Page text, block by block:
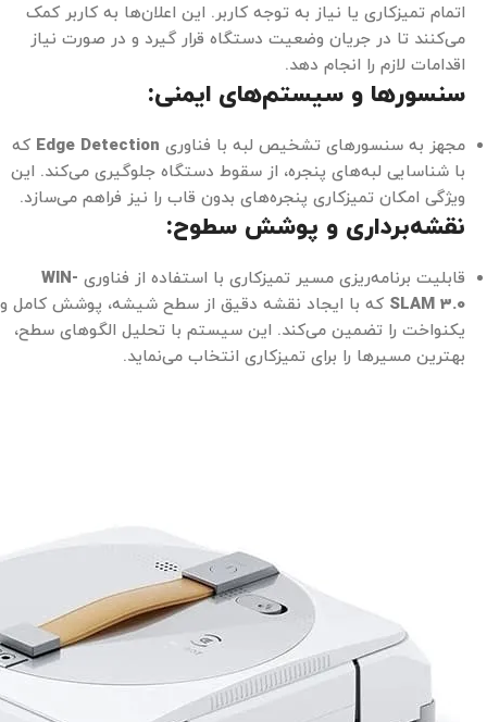
اتمام تمیزکاری یا نیاز به توجه کاربر. این اعلان‌ها به کاربر کمک
می‌کنند تا در جریان وضعیت دستگاه قرار گیرد و در صورت نیاز
اقدامات لازم را انجام دهد.
سنسورها و سیستم‌های ایمنی:
مجهز به سنسورهای تشخیص لبه با فناوری Edge Detection که
با شناسایی لبه‌های پنجره، از سقوط دستگاه جلوگیری می‌کند. این
ویژگی امکان تمیزکاری پنجره‌های بدون قاب را نیز فراهم می‌سازد.
نقشه‌برداری و پوشش سطوح:
قابلیت برنامه‌ریزی مسیر تمیزکاری با استفاده از فناوری WIN-
SLAM 3.0 که با ایجاد نقشه دقیق از سطح شیشه، پوشش کامل و
یکنواخت را تضمین می‌کند. این سیستم با تحلیل الگوهای سطح،
بهترین مسیرها را برای تمیزکاری انتخاب می‌نماید.